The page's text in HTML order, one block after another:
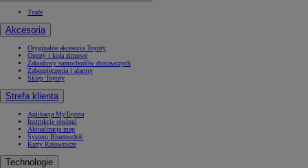
Trade
Akcesoria
Oryginalne akcesoria Toyoty
Opony i koła zimowe
Zabudowy samochodów dostawczych
Zabezpieczenia i alarmy
Sklep Toyoty
Strefa klienta
Aplikacja MyToyota
Instrukcje obsługi
Aktualizacja map
System Bluetooth®
Karty Ratownicze
Technologie